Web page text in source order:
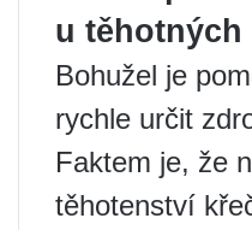
u těhotných
Bohužel je
rychle určit
Faktem je, že
těhotenství